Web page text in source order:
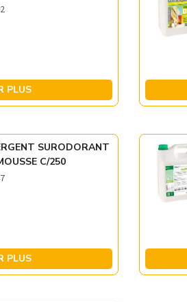
PLUS
SURODORANT
C/250
PLUS